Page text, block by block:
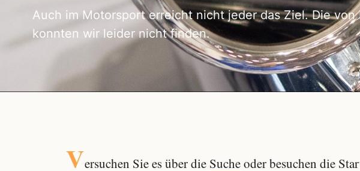
Auch im Motorsport erreicht nicht jeder das Ziel. Die
konnten wir leider nicht finden.
Versuchen Sie es über die Sucheoder besuchen die